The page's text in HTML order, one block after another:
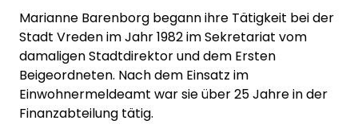
Marianne Barenborg begann ihre Tätigkeit bei der
Stadt Vreden im Jahr 1982 im Sekretariat vom
damaligen Stadtdirektor und dem Ersten
Beigeordneten. Nach dem Einsatz im
Einwohnermeldeamt war sie über 25 Jahre in der
Finanzabteilung tätig.